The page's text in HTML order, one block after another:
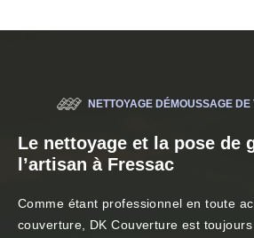
NETTOYAGE DÉMOUSSAGE DE
Le nettoyage et la pose de
l’artisan à Fressac
Comme étant professionnel en toute
couverture, DK Couverture est